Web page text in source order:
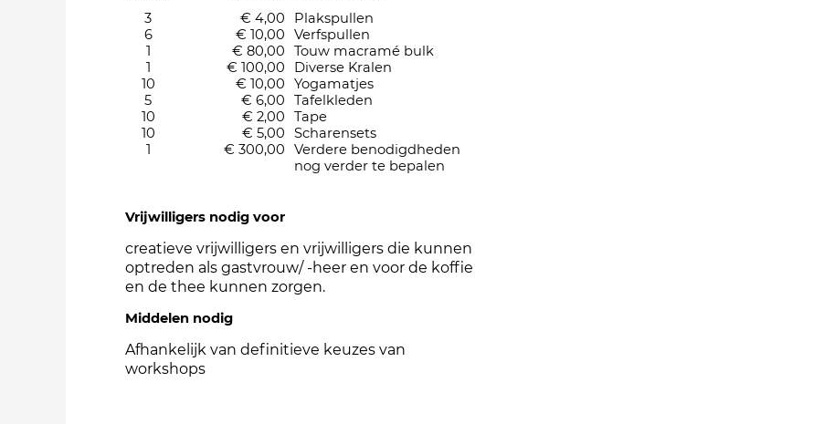
3
€ 4,00
Plakspullen
6
€ 10,00
Verfspullen
1
€ 80,00
Touw macramé bulk
1
€ 100,00
Diverse Kralen
10
€ 10,00
Yogamatjes
5
€ 6,00
Tafelkleden
10
€ 2,00
Tape
10
€ 5,00
Scharensets
1
€ 300,00
Verdere benodigdheden
nog verder te bepalen
Vrijwilligers nodig voor
creatieve vrijwilligers en vrijwilligers die kunnen
optreden als gastvrouw/ -heer en voor de koffie
en de thee kunnen zorgen.
Middelen nodig
Afhankelijk van definitieve keuzes van
workshops